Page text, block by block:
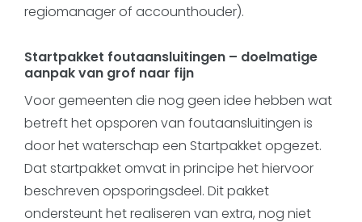
regiomanager of accounthouder).
Startpakket foutaansluitingen – doelmatige
aanpak van grof naar fijn
Voor gemeenten die nog geen idee hebben wat
betreft het opsporen van foutaansluitingen is
door het waterschap een Startpakket opgezet.
Dat startpakket omvat in principe het hiervoor
beschreven opsporingsdeel. Dit pakket
ondersteunt het realiseren van extra, nog niet